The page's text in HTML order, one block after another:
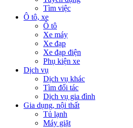
Tìm việc
Ô tô, xe
Ô tô
Xe máy
Xe đạp
Xe đạp điện
Phụ kiện xe
Dịch vụ
Dịch vụ khác
Tìm đối tác
Dịch vụ gia đình
Gia dụng, nội thất
Tủ lạnh
Máy giặt